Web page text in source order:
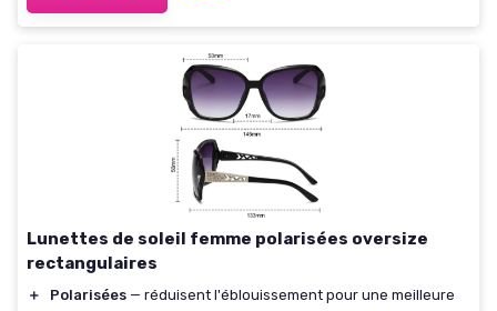
Lunettes de soleil femme polarisées oversize
rectangulaires
＋ Polarisées — réduisent l'éblouissement pour une meilleure